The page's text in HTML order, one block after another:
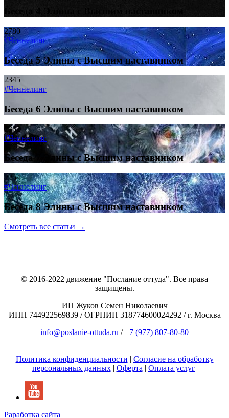
Беседа 4 Элины с Высшим наставником
2780
#Ченнелинг
Беседа 5 Элины с Высшим наставником
2345
#Ченнелинг
Беседа 6 Элины с Высшим наставником
2362
#Ченнелинг
Беседа 7 Элины с Высшим наставником
2254
#Ченнелинг
Беседа 8 Элины с Высшим наставником
Смотреть все статьи →
© 2016-2022 движение "Послание оттуда". Все права
защищены.
ИП Жуков Семен Николаевич
ИНН 744922569839 / ОГРНИП 318774600024292 / г. Москва
info@poslanie-ottuda.ru /+7 (977) 807-80-80
Политика конфиденциальности | Согласие на обработку
персональных данных | Оферта | Оплата услуг
Раработка сайта